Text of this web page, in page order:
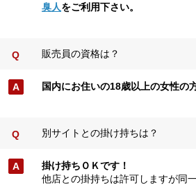
臭人をご利用下さい。
販売員の資格は？
国内にお住いの18歳以上の女性の
別サイトとの掛け持ちは？
掛け持ちＯＫです！
他店との掛持ちは許可しますが同